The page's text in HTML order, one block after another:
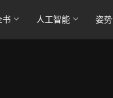
书 人工智能 姿势